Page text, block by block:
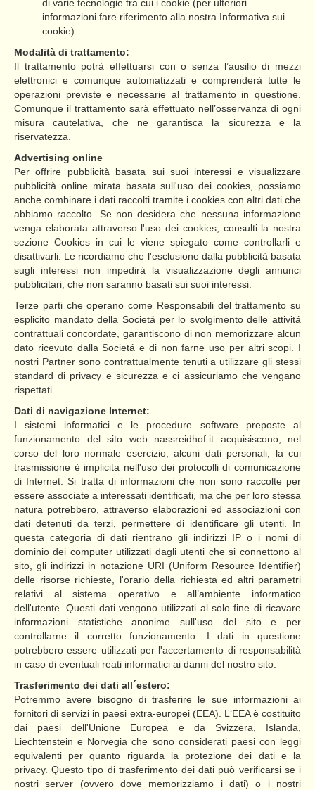
di varie tecnologie tra cui i cookie (per ulteriori
informazioni fare riferimento alla nostra Informativa sui
cookie)
Modalità di trattamento:
Il trattamento potrà effettuarsi con o senza l’ausilio di mezzi
elettronici e comunque automatizzati e comprenderà tutte le
operazioni previste e necessarie al trattamento in questione.
Comunque il trattamento sarà effettuato nell’osservanza di ogni
misura cautelativa, che ne garantisca la sicurezza e la
riservatezza.
Advertising online
Per offrire pubblicità basata sui suoi interessi e visualizzare
pubblicità online mirata basata sull'uso dei cookies, possiamo
anche combinare i dati raccolti tramite i cookies con altri dati che
abbiamo raccolto. Se non desidera che nessuna informazione
venga elaborata attraverso l'uso dei cookies, consulti la nostra
sezione Cookies in cui le viene spiegato come controllarli e
disattivarli. Le ricordiamo che l'esclusione dalla pubblicità basata
sugli interessi non impedirà la visualizzazione degli annunci
pubblicitari, che non saranno basati sui suoi interessi.
Terze parti che operano come Responsabili del trattamento su
esplicito mandato della Societá per lo svolgimento delle attivitá
contrattuali concordate, garantiscono di non memorizzare alcun
dato ricevuto dalla Societá e di non farne uso per altri scopi. I
nostri Partner sono contrattualmente tenuti a utilizzare gli stessi
standard di privacy e sicurezza e ci assicuriamo che vengano
rispettati.
Dati di navigazione Internet:
I sistemi informatici e le procedure software preposte al
funzionamento del sito web nassreidhof.it acquisiscono, nel
corso del loro normale esercizio, alcuni dati personali, la cui
trasmissione è implicita nell'uso dei protocolli di comunicazione
di Internet. Si tratta di informazioni che non sono raccolte per
essere associate a interessati identificati, ma che per loro stessa
natura potrebbero, attraverso elaborazioni ed associazioni con
dati detenuti da terzi, permettere di identificare gli utenti. In
questa categoria di dati rientrano gli indirizzi IP o i nomi di
dominio dei computer utilizzati dagli utenti che si connettono al
sito, gli indirizzi in notazione URI (Uniform Resource Identifier)
delle risorse richieste, l'orario della richiesta ed altri parametri
relativi al sistema operativo e all’ambiente informatico
dell'utente. Questi dati vengono utilizzati al solo fine di ricavare
informazioni statistiche anonime sull'uso del sito e per
controllarne il corretto funzionamento. I dati in questione
potrebbero essere utilizzati per l'accertamento di responsabilità
in caso di eventuali reati informatici ai danni del nostro sito.
Trasferimento dei dati all´estero:
Potremmo avere bisogno di trasferire le sue informazioni ai
fornitori di servizi in paesi extra-europei (EEA). L‘EEA è costituito
dai paesi dell'Unione Europea e da Svizzera, Islanda,
Liechtenstein e Norvegia che sono considerati paesi con leggi
equivalenti per quanto riguarda la protezione dei dati e la
privacy. Questo tipo di trasferimento dei dati può verificarsi se i
nostri server (ovvero dove memorizziamo i dati) o i nostri